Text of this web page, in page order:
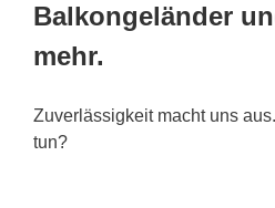
Balkongeländer
mehr.
Zuverlässigkeit macht uns
tun?